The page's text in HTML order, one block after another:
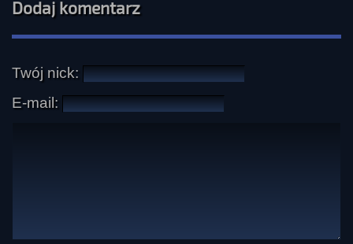
Dodaj komentarz
Twój nick:
E-mail: